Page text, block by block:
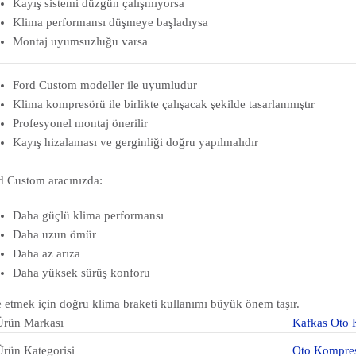
Kayış sistemi düzgün çalışmıyorsa
Klima performansı düşmeye başladıysa
Montaj uyumsuzluğu varsa
Ford Custom modeller ile uyumludur
Klima kompresörü ile birlikte çalışacak şekilde tasarlanmıştır
Profesyonel montaj önerilir
Kayış hizalaması ve gerginliği doğru yapılmalıdır
Custom aracınızda:
Daha güçlü klima performansı
Daha uzun ömür
Daha az arıza
Daha yüksek sürüş konforu
etmek için doğru klima braketi kullanımı büyük önem taşır.
Markası
Kafkas Oto
Kategorisi Oto